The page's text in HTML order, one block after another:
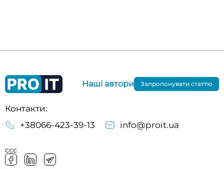
Контакти:
+38066-423-39-13
info@proit.ua
ссс
Наші автори Запропонувати статтю